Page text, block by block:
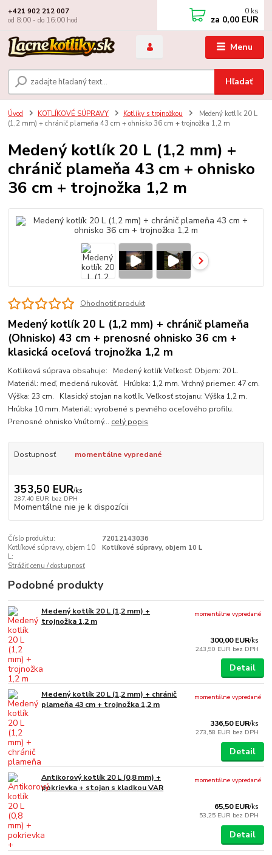
Menu
Hľadať
+421 902 212 007
od 8:00 - do 16:00 hod
0 ks
za 0,00 EUR
Úvod KOTLÍKOVÉ SÚPRAVY Kotlíky s trojnožkou
Medený kotlík 20 L
(1,2 mm) + chránič plameňa 43 cm + ohnisko 36 cm + trojnožka 1,2 m
Medený kotlík 20 L (1,2 mm) +
chránič plameňa 43 cm + ohnisko
36 cm + trojnožka 1,2 m
Ohodnotiť produkt
Medený kotlík 20 L (1,2 mm) + chránič plameňa
(Ohnisko) 43 cm + prenosné ohnisko 36 cm +
klasická oceľová trojnožka 1,2 m
Kotlíková súprava obsahuje: Medený kotlík Veľkosť: Objem: 20 L.
Materiál: meď, medená rukoväť. Hrúbka: 1,2 mm. Vrchný priemer: 47 cm.
Výška: 23 cm. Klasický stojan na kotlík. Veľkosť stojanu: Výška 1,2 m.
Hrúbka 10 mm. Materiál: vyrobené s pevného oceľového profilu.
Prenosné ohnisko Vnútorný... celý popis
Dostupnosť momentálne vypredané
353,50 EUR/ks
287,40 EUR bez DPH
Momentálne nie je k dispozícii
Číslo produktu:
72012143036
Kotlíkové súpravy, objem 10
L:
Kotlíkové súpravy, objem 10 L
Strážiť cenu / dostupnosť
Podobné produkty
Medený kotlík 20 L (1,2 mm) +
trojnožka 1,2 m
300,00 EUR/ks
243,90 EUR bez DPH
momentálne vypredané
Detail
Medený kotlík 20 L (1,2 mm) + chránič
plameňa 43 cm + trojnožka 1,2 m
336,50 EUR/ks
273,58 EUR bez DPH
momentálne vypredané
Detail
Antikorový kotlík 20 L (0,8 mm) +
pokrievka + stojan s kladkou VAR
65,50 EUR/ks
53,25 EUR bez DPH
momentálne vypredané
Detail